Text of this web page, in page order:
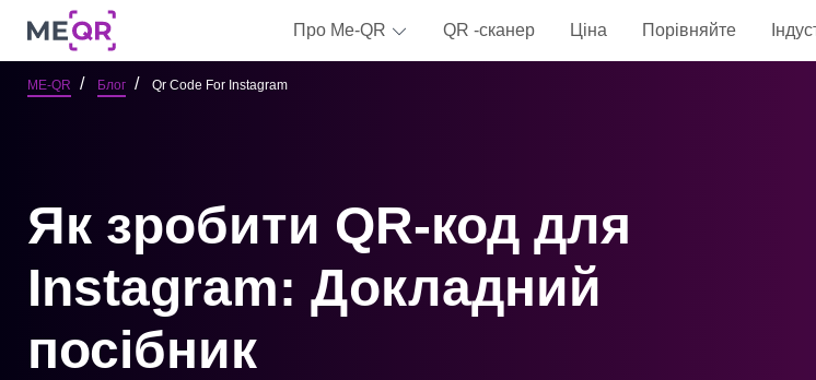
Про Me-QR QR -сканер Ціна Порівняйте
ME-QR Блог Qr Code For Instagram
Як зробити QR-код для
Instagram: Докладний
посібник